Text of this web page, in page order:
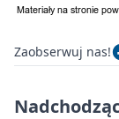
Zaobserwuj nas!